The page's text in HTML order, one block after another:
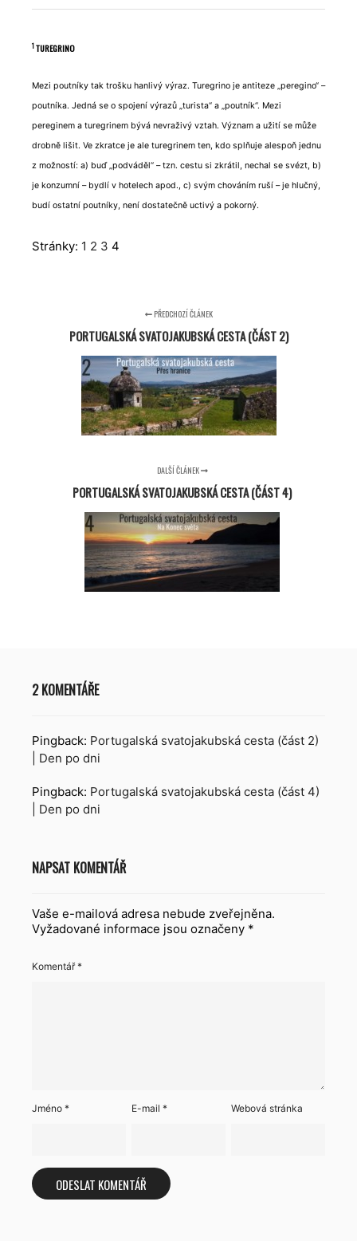
1TUREGRINO
Mezi poutníky tak trošku hanlivý výraz. Turegrino je antiteze „peregino“ –
poutníka. Jedná se o spojení výrazů „turista“ a „poutník“. Mezi
pereginem a turegrinem bývá nevraživý vztah. Význam a užití se může
drobně lišit. Ve zkratce je ale turegrinem ten, kdo splňuje alespoň jednu
z možností: a) buď „podváděl“ – tzn. cestu si zkrátil, nechal se svézt, b)
je konzumní – bydlí v hotelech apod., c) svým chováním ruší – je hlučný,
budí ostatní poutníky, není dostatečně uctivý a pokorný.
Stránky: 1 2 3 4
PŘEDCHOZÍ ČLÁNEK
PORTUGALSKÁ SVATOJAKUBSKÁ CESTA (ČÁST 2)
DALŠÍ ČLÁNEK
PORTUGALSKÁ SVATOJAKUBSKÁ CESTA (ČÁST 4)
2 KOMENTÁŘE
Pingback: Portugalská svatojakubská cesta (část 2)
| Den po dni
Pingback: Portugalská svatojakubská cesta (část 4)
| Den po dni
NAPSAT KOMENTÁŘ
Vaše e-mailová adresa nebude zveřejněna.
Vyžadované informace jsou označeny *
Komentář*
Jméno * E-mail* Webová stránka